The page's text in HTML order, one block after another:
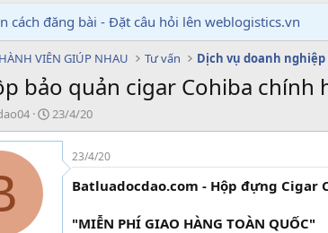
cách đăng bài - Đặt câu hỏi lên weblogistics.vn
VIÊN GIÚP NHAU Tư vấn
bảo quản cigar Cohiba chính
N
g
à
23/4/20
23/4/20
Batluadocdao.com - Hộp đựng Cigar
"MIỄN PHÍ GIAO HÀNG TOÀN QUỐC"